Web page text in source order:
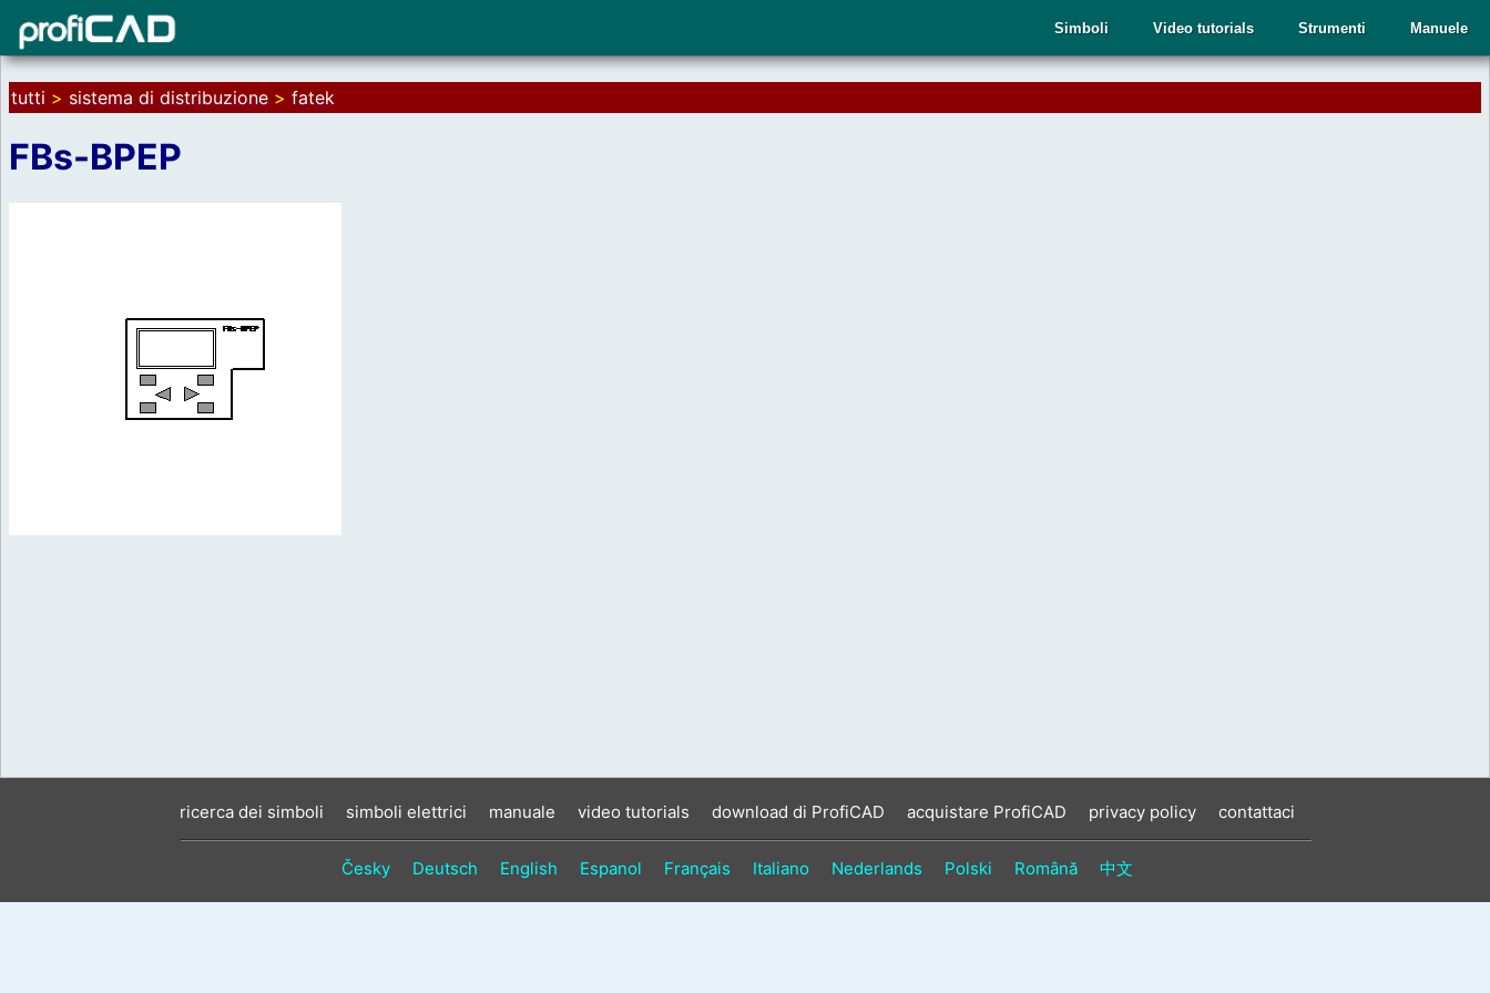
Manuele
Strumenti
Video tutorials
Simboli
tutti > sistema di distribuzione > fatek
FBs-BPEP
ricerca dei simboli simboli elettrici manuale video tutorials download di ProfiCAD acquistare ProfiCAD privacy policy contattaci
Česky Deutsch English Espanol Français Italiano Nederlands Polski Română 中文